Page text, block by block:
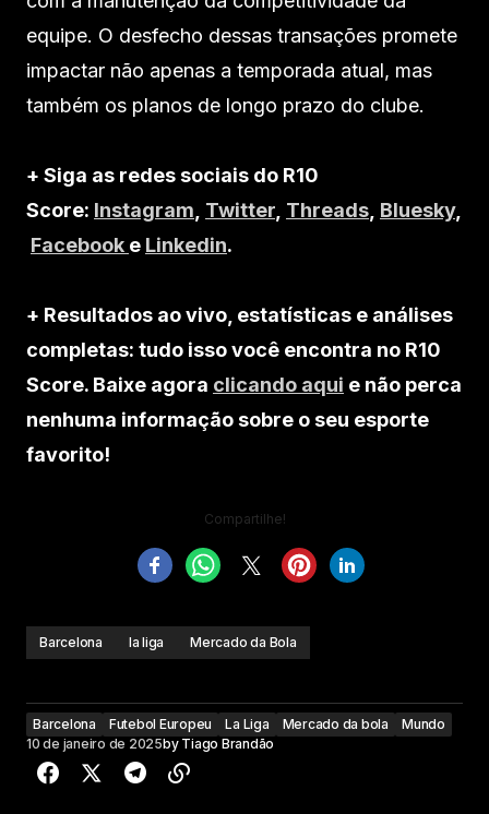
equipe. O desfecho dessas transações promete
impactar não apenas a temporada atual, mas
também os planos de longo prazo do clube.
+ Siga as redes sociais do R10
Score: Instagram Twitter Threads Bluesky,
Facebook e Linkedin.
+ Resultados ao vivo, estatísticas e análises
completas: tudo isso você encontra no R10
Score. Baixe agora clicando aqui e não perca
nenhuma informação sobre o seu esporte
favorito!
Compartilhe!
Barcelona la liga Mercado da Bola
Barcelona Futebol Europeu La Liga Mercado da bola
Mundo
10 de janeiro de 2025by Tiago Brandão